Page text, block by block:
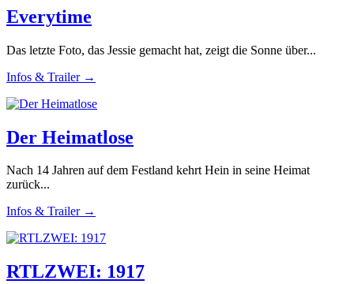
Everytime
Das letzte Foto, das Jessie gemacht hat, zeigt die Sonne über...
Infos & Trailer →
Der Heimatlose
Nach 14 Jahren auf dem Festland kehrt Hein in seine Heimat
zurück...
Infos & Trailer →
RTLZWEI: 1917